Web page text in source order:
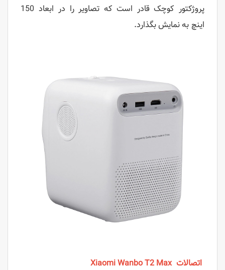
پروژکتور کوچک قادر است که تصاویر را در ابعاد 150
اینچ به نمایش بگذارد.
اتصالات Xiaomi Wanbo T2 Max